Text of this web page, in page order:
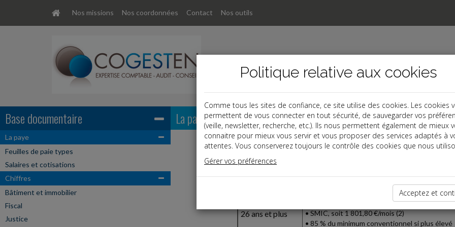
Nos missions Nos coordonnées Contact Nos outils
Base documentaire
La paye
Feuilles de paie types
Salaires et cotisations
Chiffres
Bâtiment et immobilier
Fiscal
Justice
La paye
SMIC contrat de
Age
< 21 ans 65 % du SMIC, soit 1 213,56 €/mois (2)
80 % du SMIC, soit 1 493,61 €/mois (2)
26 ans et plus
• SMIC, soit 1 801,80 €/mois (2)
• 85 % du minimum conventionnel si plus élevé
Politique relative aux cookies
Comme tous les sites de confiance, ce site utilise des cookies. Les cookies
permettent de vous connecter en tout sécurité, de sauvegarder vos
(veille, newsletter, recherche, etc.). Ils nous permettent également de mieux
connaitre pour mieux vous servir et vous proposer des services adaptés à
attentes. Vous conserverez toujours le contrôle des cookies que nous
Gérer vos préférences
Acceptez et